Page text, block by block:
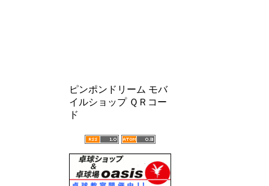
ピンポンドリーム モバ
イルショップ ＱＲコー
ド